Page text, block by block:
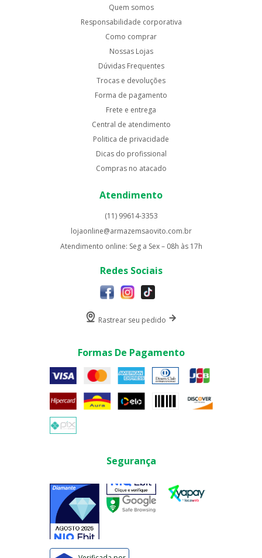
Quem somos
Responsabilidade corporativa
Como comprar
Nossas Lojas
Dúvidas Frequentes
Trocas e devoluções
Forma de pagamento
Frete e entrega
Central de atendimento
Politica de privacidade
Dicas do profissional
Compras no atacado
Atendimento
(11) 99614-3353
lojaonline@armazemsaovito.com.br
Atendimento online: Seg a Sex – 08h às 17h
Redes Sociais
Rastrear seu pedido
Formas De Pagamento
Segurança